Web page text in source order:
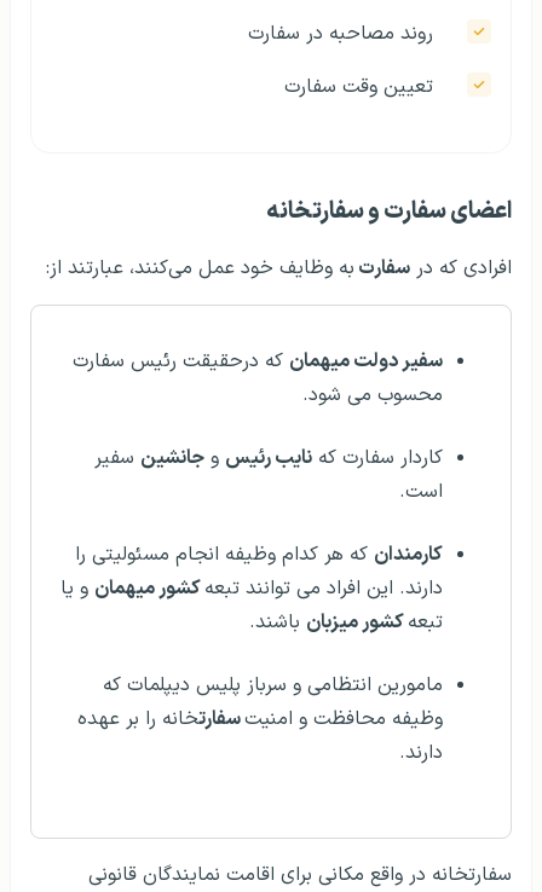
روند مصاحبه در سفارت
تعیین وقت سفارت
اعضای سفارت و سفارتخانه
افرادی که در سفارت به وظایف خود عمل می‌کنند،‌ عبارتند از:
سفیر دولت میهمان که درحقیقت رئیس سفارت
محسوب می شود.
کاردار سفارت که نایب رئیس و جانشین سفیر
است.
کارمندان که هر کدام وظیفه انجام مسئولیتی را
دارند. این افراد می توانند تبعهکشور میهمان و یا
تبعهکشور میزبان باشند.
مامورین انتظامی و سرباز پلیس دیپلمات که
وظیفه محافظت و امنیتسفارتخانه را بر عهده
دارند.
سفارتخانه در واقع مکانی برای اقامت نمایندگان قانونی